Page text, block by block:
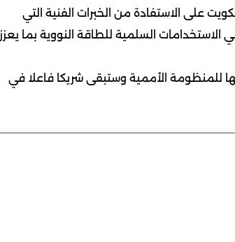
على الاستفادة من الخبرات الفنية التي
السلمية للطاقة النووية بما يعزز
للمنظومة الأممية وستبقى شريكا فاعلا في